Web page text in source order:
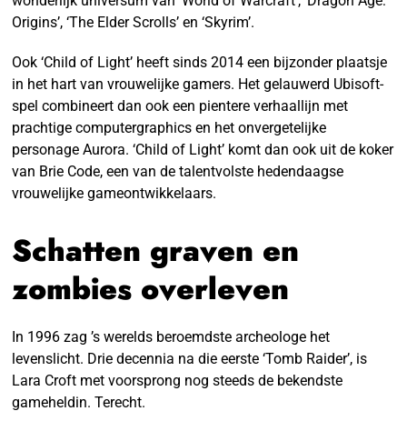
Origins’, ‘The Elder Scrolls’ en ‘Skyrim’.
Ook ‘Child of Light’ heeft sinds 2014 een bijzonder plaatsje
in het hart van vrouwelijke gamers. Het gelauwerd Ubisoft-
spel combineert dan ook een pientere verhaallijn met
prachtige computergraphics en het onvergetelijke
personage Aurora. ‘Child of Light’ komt dan ook uit de koker
van Brie Code, een van de talentvolste hedendaagse
vrouwelijke gameontwikkelaars.
Schatten graven en
zombies overleven
In 1996 zag ’s werelds beroemdste archeologe het
levenslicht. Drie decennia na die eerste ‘Tomb Raider’, is
Lara Croft met voorsprong nog steeds de bekendste
gameheldin. Terecht.